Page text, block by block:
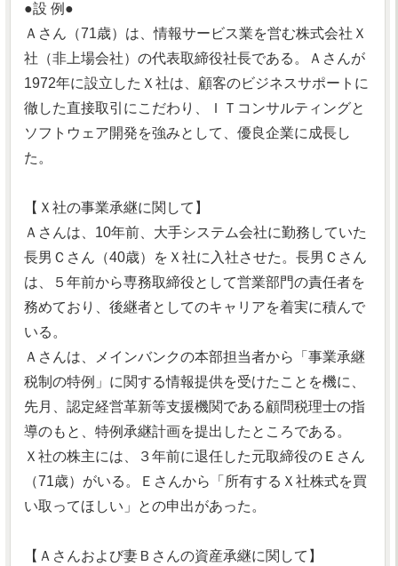
●設 例●
Ａさん（71歳）は、情報サービス業を営む株式会社Ｘ
社（非上場会社）の代表取締役社長である。Ａさんが
1972年に設立したＸ社は、顧客のビジネスサポートに
徹した直接取引にこだわり、ＩＴコンサルティングと
ソフトウェア開発を強みとして、優良企業に成長し
た。
【Ｘ社の事業承継に関して】
Ａさんは、10年前、大手システム会社に勤務していた
長男Ｃさん（40歳）をＸ社に入社させた。長男Ｃさん
は、５年前から専務取締役として営業部門の責任者を
務めており、後継者としてのキャリアを着実に積んで
いる。
Ａさんは、メインバンクの本部担当者から「事業承継
税制の特例」に関する情報提供を受けたことを機に、
先月、認定経営革新等支援機関である顧問税理士の指
導のもと、特例承継計画を提出したところである。
Ｘ社の株主には、３年前に退任した元取締役のＥさん
（71歳）がいる。Ｅさんから「所有するＸ社株式を買
い取ってほしい」との申出があった。
【Ａさんおよび妻Ｂさんの資産承継に関して】